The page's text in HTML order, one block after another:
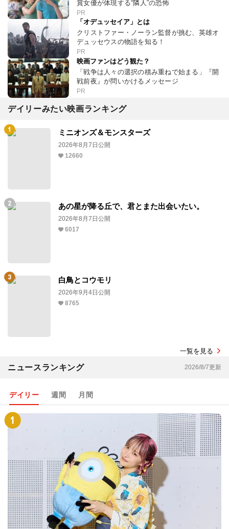
賞女優が体現する“隣人”の恐怖
PR
「オデュッセイア」とは
クリストファー・ノーラン監督が挑む、英雄オ
デュッセウスの物語を知る！
PR
映画ファンはどう観た？
「戦争は人々の選択の積み重ねで始まる」『開
戦前夜』が問いかけるメッセージ
PR
デイリーみたい映画ランキング
ミニオンズ＆モンスターズ
2026年8月7日公開
12660
あの星が降る丘で、君とまた出会いたい。
2026年8月7日公開
6017
白鳥とコウモリ
2026年9月4日公開
8765
一覧を見る
ニュースランキング 2026/8/7更新
デイリー 週間 月間